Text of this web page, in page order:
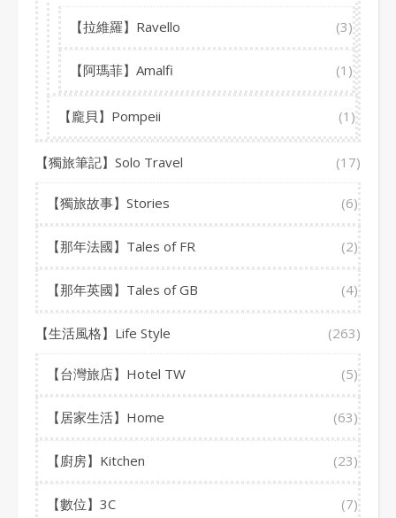
【拉維羅】Ravello (3)
【阿瑪菲】Amalfi (1)
【龐貝】Pompeii (1)
【獨旅筆記】Solo Travel (17)
【獨旅故事】Stories (6)
【那年法國】Tales of FR (2)
【那年英國】Tales of GB (4)
【生活風格】Life Style (263)
【台灣旅店】Hotel TW (5)
【居家生活】Home (63)
【廚房】Kitchen (23)
【數位】3C (7)